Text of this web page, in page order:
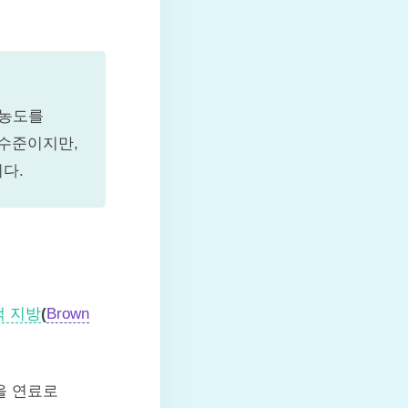
도를
준이지만,
.
지방(Brown
연료로